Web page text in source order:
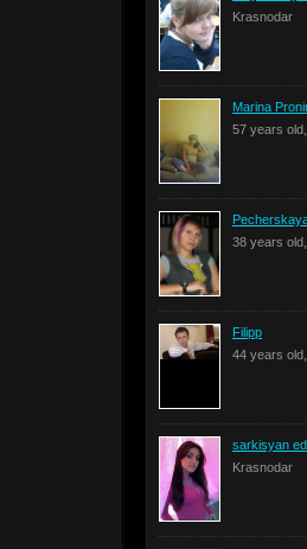
Krasnodar
Marina
57 years
38 years
Filipp
44 years
sarkisyan
Krasnodar